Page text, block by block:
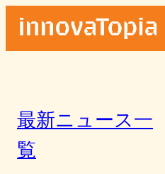
最新ニュース一
覧